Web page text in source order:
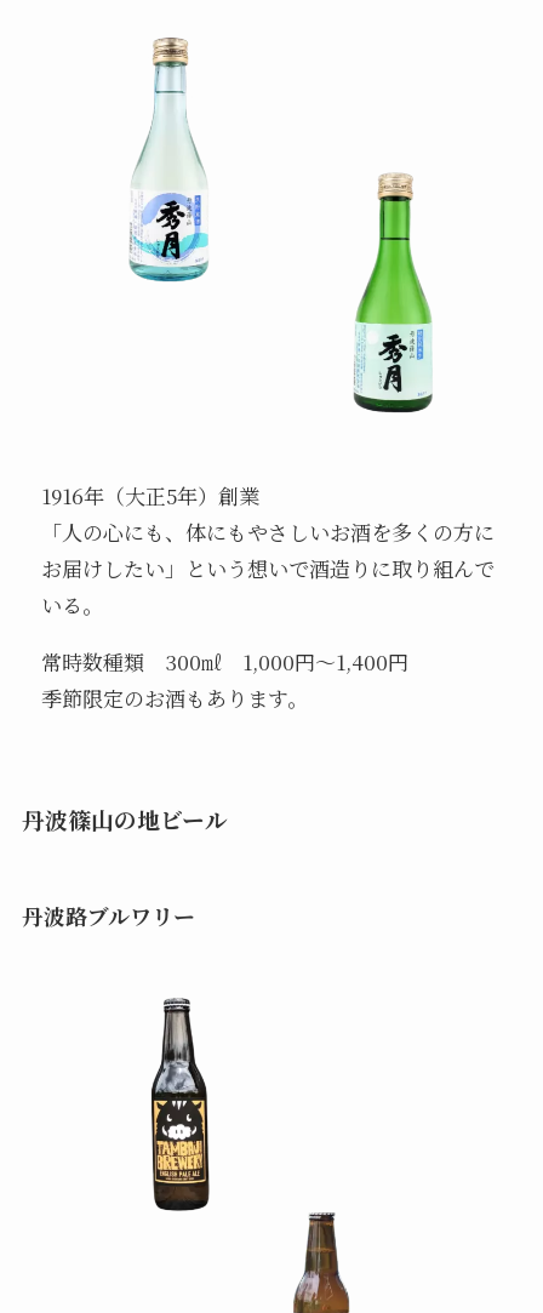
1916年（大正5年）創業
「人の心にも、体にもやさしいお酒を多くの方に
お届けしたい」という想いで酒造りに取り組んで
いる。
常時数種類 300㎖ 1,000円～1,400円
季節限定のお酒もあります。
丹波篠山の地ビール
丹波路ブルワリー